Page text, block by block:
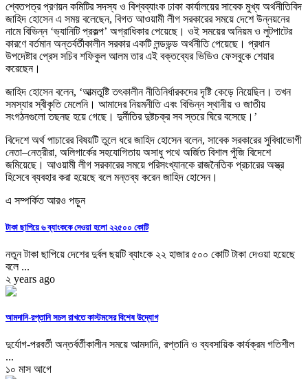
শ্বেতপত্র প্রণয়ন কমিটির সদস্য ও বিশ্বব্যাংক ঢাকা কার্যালয়ের সাবেক মুখ্য অর্থনীতিবিদ
জাহিদ হোসেন এ সময় বলেছেন, বিগত আওয়ামী লীগ সরকারের সময়ে দেশে উন্নয়নের
নামে বিভিন্ন ‘ভ্যানিটি প্রকল্প’ অগ্রাধিকার পেয়েছে। ওই সময়ের অনিয়ম ও লুটপাটের
কারণে বর্তমান অন্তর্বর্তীকালীন সরকার একটি লন্ডভন্ড অর্থনীতি পেয়েছে। প্রধান
উপদেষ্টার প্রেস সচিব শফিকুল আলম তার এই বক্তব্যের ভিডিও ফেসবুকে শেয়ার
করেছেন।
জাহিদ হোসেন বলেন, ‘আত্মতুষ্টি তৎকালীন নীতিনির্ধারকদের দৃষ্টি কেড়ে নিয়েছিল। তখন
সমস্যার স্বীকৃতি মেলেনি। আমাদের নিয়মনীতি এবং বিভিন্ন স্থানীয় ও জাতীয়
সংগঠনগুলো তছনছ হয়ে গেছে। দুর্নীতির দুষ্টচক্র সব স্তরে ঘিরে বসেছে।’
বিদেশে অর্থ পাচারের বিষয়টি তুলে ধরে জাহিদ হোসেন বলেন, সাবেক সরকারের সুবিধাভোগী
নেতা–নেত্রীরা, অলিগার্কের সহযোগিতায় অসাধু পথে অর্জিত বিশাল পুঁজি বিদেশে
জমিয়েছে। আওয়ামী লীগ সরকারের সময়ে পরিসংখ্যানকে রাজনৈতিক প্রচারের অস্ত্র
হিসেবে ব্যবহার করা হয়েছে বলে মন্তব্য করেন জাহিদ হোসেন।
এ সম্পর্কিত আরও পড়ুন
টাকা ছাপিয়ে ৬ ব্যাংককে দেওয়া হলো ২২৫০০ কোটি
নতুন টাকা ছাপিয়ে দেশের দুর্বল ছয়টি ব্যাংকে ২২ হাজার ৫০০ কোটি টাকা দেওয়া হয়েছে
বলে ...
২ years ago
আমদানি-রপ্তানি সচল রাখতে কাস্টমসের বিশেষ উদ্যোগ
দুর্যোগ-পরবর্তী অন্তর্বর্তীকালীন সময়ে আমদানি, রপ্তানি ও ব্যবসায়িক কার্যক্রম গতিশীল
...
১০ মাস আগে